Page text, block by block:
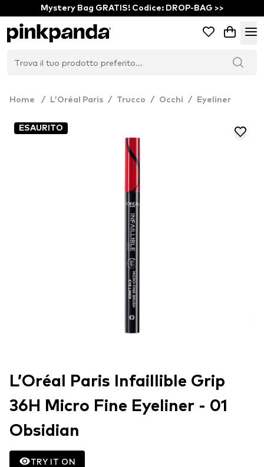
Mystery Bag GRATIS! Codice: DROP-BAG >>
Home / L’Oréal Paris / Trucco / Occhi / Eyeliner
ESAURITO
L’Oréal Paris Infaillible Grip
36H Micro Fine Eyeliner​ - 01
Obsidian
TRY IT ON